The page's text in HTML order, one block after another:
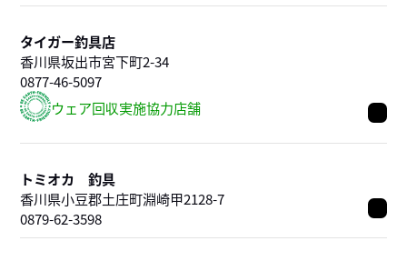
タイガー釣具店
香川県坂出市宮下町2-34
0877-46-5097
トミオカ 釣具
香川県小豆郡土庄町淵崎甲2128-7
0879-62-3598